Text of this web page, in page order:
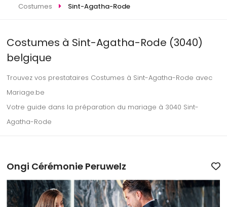
Costumes
Sint-Agatha-Rode
Costumes à Sint-Agatha-Rode (3040)
belgique
Trouvez vos prestataires Costumes à Sint-Agatha-Rode avec
Mariage.be
Votre guide dans la préparation du mariage à 3040 Sint-
Agatha-Rode
Ongi Cérémonie Peruwelz